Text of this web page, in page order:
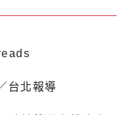
台北報導